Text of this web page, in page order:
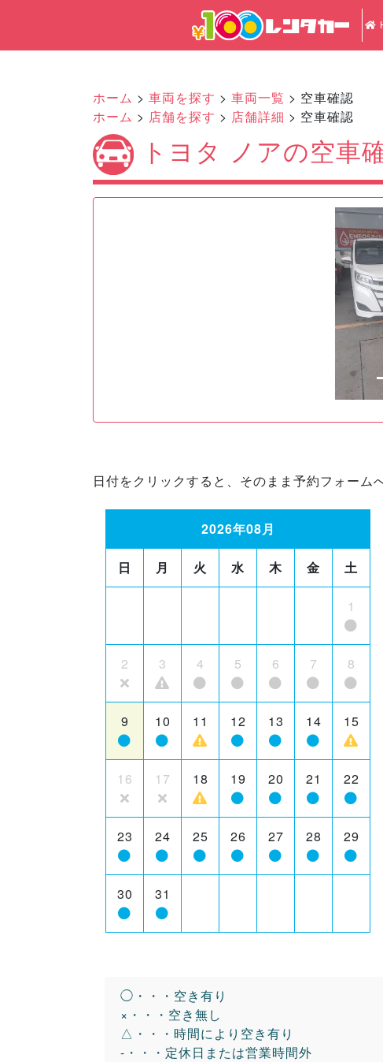
ホーム > 車両を探す > 車両一覧 > 空車確認
ホーム > 店舗を探す > 店舗詳細 > 空車確認
トヨタ ノアの空車
日付をクリックすると、そのまま予約フォーム
2026年08月
日 月 火 水 木 金 土
1
2 3 4 5 6 7 8
9 10 11 12 13 14 15
16 17 18 19 20 21 22
23 24 25 26 27 28 29
30 31
◯・・・空き有り
×・・・空き無し
△・・・時間により空き有り
-・・・定休日または営業時間外